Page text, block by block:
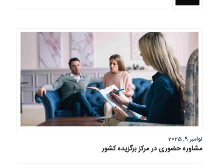
نوامبر 9, 2025
مشاوره حضوری در مرکز برگزیده کشور